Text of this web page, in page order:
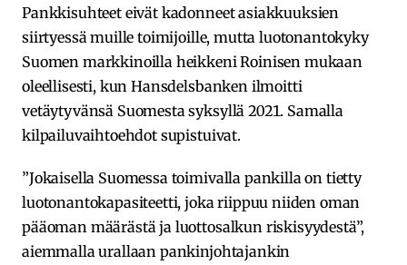
Pankkisuhteet eivät kadonneet asiakkuuksien
siirtyessä muille toimijoille, mutta luotonantokyky
Suomen markkinoilla heikkeni Roinisen mukaan
oleellisesti, kun Hansdelsbanken ilmoitti
vetäytyvänsä Suomesta syksyllä 2021. Samalla
kilpailuvaihtoehdot supistuivat.
”Jokaisella Suomessa toimivalla pankilla on tietty
luotonantokapasiteetti, joka riippuu niiden oman
pääoman määrästä ja luottosalkun riskisyydestä”,
aiemmalla urallaan pankinjohtajankin